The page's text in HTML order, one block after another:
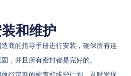
和维护
造商的指导手册进行安装，确保所有连
，并且所有密封都是完好的。